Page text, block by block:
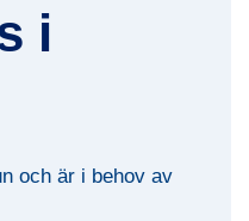
i
och är i behov av